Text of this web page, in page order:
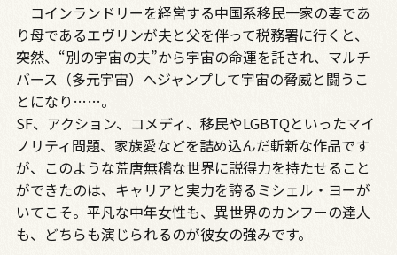
コインランドリーを経営する中国系移民一家の妻であ
り母であるエヴリンが夫と父を伴って税務署に行くと、
突然、“別の宇宙の夫”から宇宙の命運を託され、マルチ
バース（多元宇宙）へジャンプして宇宙の脅威と闘うこ
とになり……。
SF、アクション、コメディ、移民やLGBTQといったマイ
ノリティ問題、家族愛などを詰め込んだ斬新な作品です
が、このような荒唐無稽な世界に説得力を持たせること
ができたのは、キャリアと実力を誇るミシェル・ヨーが
いてこそ。平凡な中年女性も、異世界のカンフーの達人
も、どちらも演じられるのが彼女の強みです。